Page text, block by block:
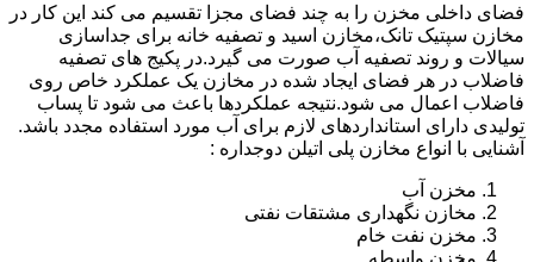
فضای داخلی مخزن را به چند فضای مجزا تقسیم می کند این کار در
مخازن سپتیک تانک،مخازن اسید و تصفیه خانه برای جداسازی
سیالات و روند تصفیه آب صورت می گیرد.در پکیج های تصفیه
فاضلاب در هر فضای ایجاد شده در مخازن یک عملکرد خاص روی
فاضلاب اعمال می شود.نتیجه عملکردها باعث می شود تا پساب
تولیدی دارای استانداردهای لازم برای آب مورد استفاده مجدد باشد.
آشنایی با انواع مخازن پلی اتیلن دوجداره :
مخزن آب
مخازن نگهداری مشتقات نفتی
مخزن نفت خام
مخزن واسطه